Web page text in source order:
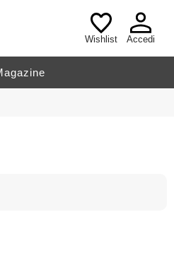
Wishlist Accedi